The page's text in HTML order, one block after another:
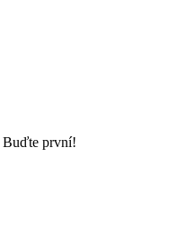
Buďte první!